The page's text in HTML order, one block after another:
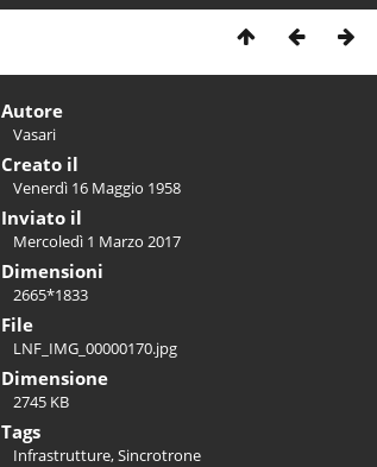
Autore
Vasari
Creato il
Venerdì 16 Maggio 1958
Inviato il
Mercoledì 1 Marzo 2017
Dimensioni
2665*1833
File
LNF_IMG_00000170.jpg
Dimensione
2745 KB
Tags
Infrastrutture,Sincrotrone